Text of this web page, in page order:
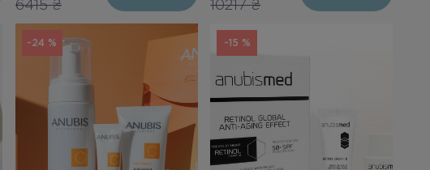
6415₴ 10217₴
-24 % -15 %